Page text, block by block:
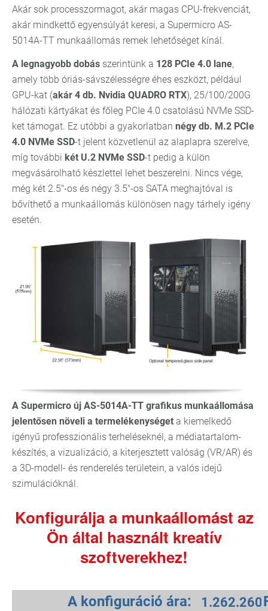
Akár sok processzormagot, akár magas CPU-frekvenciát,
akár mindkettő egyensúlyát keresi, a Supermicro AS-
5014A-TT munkaállomás remek lehetőséget kínál.
A legnagyobb dobás szerintünk a 128 PCIe 4.0 lane,
amely több óriás-sávszélességre éhes eszközt, például
GPU-kat (akár 4 db. Nvidia QUADRO RTX), 25/100/200G
hálózati kártyákat és főleg PCIe 4.0 csatolású NVMe SSD-
ket támogat. Ez utóbbi a gyakorlatban négy db. M.2 PCIe
4.0 NVMe SSD-t jelent közvetlenül az alaplapra szerelve,
míg további két U.2 NVMe SSD-t pedig a külön
megvásárolható készlettel lehet beszerelni. Nincs vége,
még két 2.5"-os és négy 3.5"-os SATA meghajtóval is
bővíthető a munkaállomás különösen nagy tárhely igény
esetén.
A Supermicro új AS-5014A-TT grafikus munkaállomása
jelentősen növeli a termelékenységet a kiemelkedő
igényű professzionális terheléseknél, a médiatartalom-
készítés, a vizualizáció, a kiterjesztett valóság (VR/AR) és
a 3D-modell- és renderelés területein, a valós idejű
szimulációknál.
Konfigurálja a munkaállomást az
Ön által használt kreatív
szoftverekhez!
A konfiguráció ára: